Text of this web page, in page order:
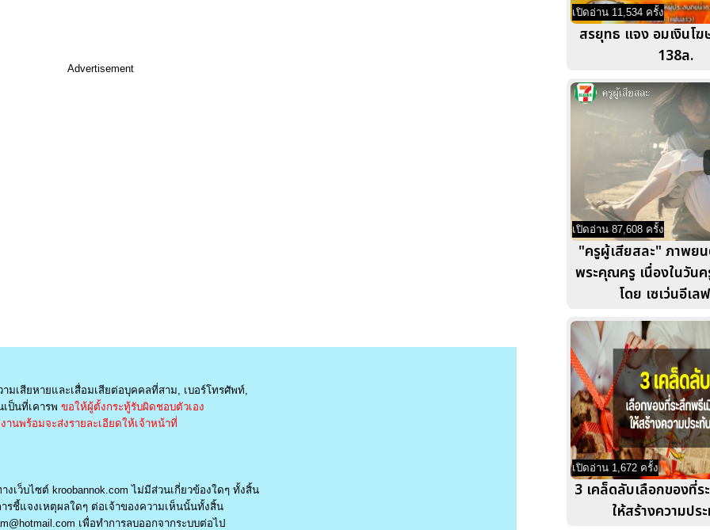
Advertisement
เสียหายและเสื่อมเสียต่อบุคคลที่สาม, เบอร์โทรศัพท์,
ป็นที่เคารพ ขอให้ผู้ตั้งกระทู้รับผิดชอบตัวเอง
นพร้อมจะส่งรายละเอียดให้เจ้าหน้าที่
เว็บไซต์ kroobannok.com ไม่มีส่วนเกี่ยวข้องใดๆ ทั้งสิ้น
ชี้แจงเหตุผลใดๆ ต่อเจ้าของความเห็นนั้นทั้งสิ้น
เพื่อทำการลบออกจากระบบต่อไป
เปิดอ่าน 11,534 ครั้ง
สรยุทธ แจง อมเงินโ
138ล.
เปิดอ่าน 87,608 ครั้ง
"ครูผู้เสียสละ" ภาพย
พระคุณครู เนื่องในวัน
โดย เซเว่นอีเล
เปิดอ่าน 1,672 ครั้ง
3 เคล็ดลับเลือกของที่
ให้สร้างความปร